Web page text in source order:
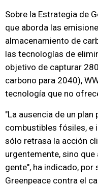
Sobre la Estrategia de
que aborda las
almacenamiento de
las tecnologías de
objetivo de capturar
carbono para 2040),
tecnología que no
"La ausencia de un
combustibles fósiles, e
sólo retrasa la acción
urgentemente, sino
gente", ha indicado, por
Greenpeace contra el